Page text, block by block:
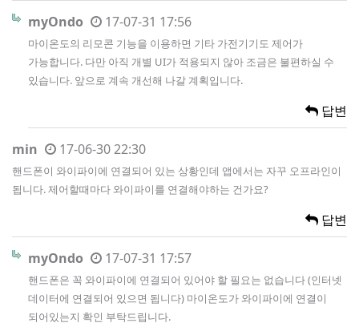
myOndo 17-07-31 17:56
마이온도의 리모콘 기능을 이용하면 기타 가전기기도 제어가
가능합니다. 다만 아직 개별 UI가 적용되지 않아 조금은 불편하실 수
있습니다. 앞으로 계속 개선해 나갈 계획입니다.
답변
min 17-06-30 22:30
핸드폰이 와이파이에 연결되어 있는 상황인데 앱에서는 자꾸 오프라인이
됩니다. 제어할때마다 와이파이를 연결해야하는 건가요?
답변
myOndo 17-07-31 17:57
핸드폰은 꼭 와이파이에 연결되어 있어야 할 필요는 없습니다 (인터넷
데이터에 연결되어 있으면 됩니다) 마이온도가 와이파이에 연결이
되어있는지 확인 부탁드립니다.